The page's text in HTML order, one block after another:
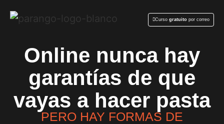
Curso gratuito por correo
Online nunca hay
garantías de que
vayas a hacer pasta
PERO HAY FORMAS DE